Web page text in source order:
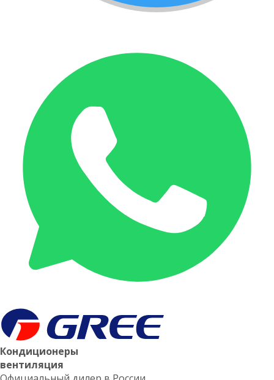
Кондиционеры
вентиляция